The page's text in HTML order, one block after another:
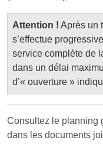
Attention ! Après un
s’effectue
service complète de
dans un délai
d’« ouverture »
Consultez le planning
dans les documents